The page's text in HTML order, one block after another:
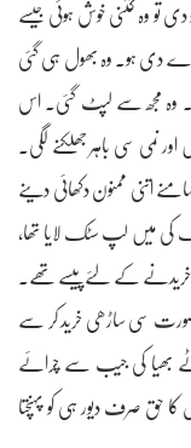
تو وہ کتنی خوش ہوئی جیسے
دی ہو۔ وہ بھول ہی گئی
وہ مجھ سے لپٹ گئی۔ اس
نمی سی باہر جھلکنے لگی۔
اتنی ممنون دکھائی دینے
میں لپ سٹک لایا تھا،
خریدنے کے لئےپیسے تھے۔
سی ساڑھی خرید کر سے
بھیا کی جیب سے چرائے
حق صرف دیور ہی کو پہنچتا